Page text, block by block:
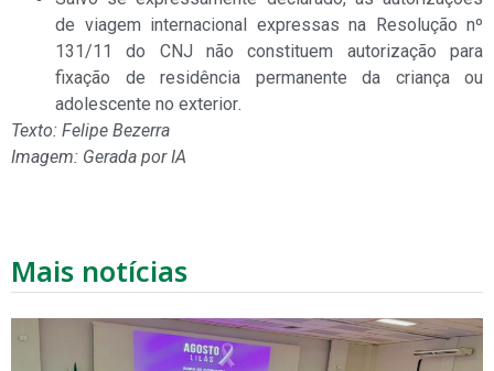
de viagem internacional expressas na Resolução nº
131/11 do CNJ não constituem autorização para
fixação de residência permanente da criança ou
adolescente no exterior.
Texto: Felipe Bezerra
Imagem: Gerada por IA
Mais notícias